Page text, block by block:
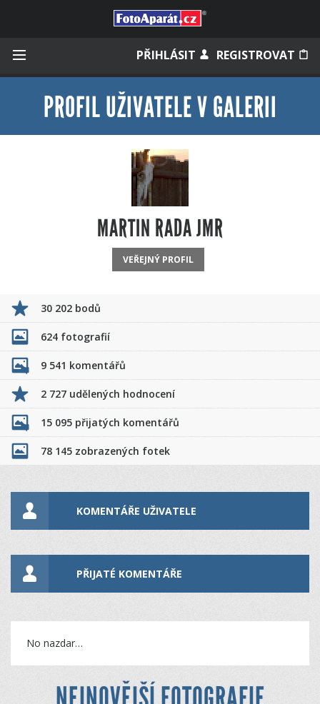
PŘIHLÁSIT REGISTROVAT
Zapomněli jste heslo?
Měli jste účet na starém webu?
PROFIL UŽIVATELE V GALERII
MARTIN RADA JMR
VEŘEJNÝ PROFIL
30 202 bodů
624 fotografií
9 541 komentářů
2 727 udělených hodnocení
15 095 přijatých komentářů
78 145 zobrazených fotek
KOMENTÁŘE UŽIVATELE
PŘIJATÉ KOMENTÁŘE
No nazdar…